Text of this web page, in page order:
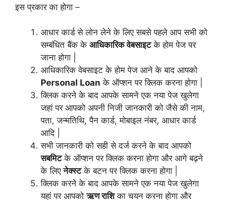
इस प्रकार का होगा –
आधार कार्ड से लोन लेने के लिए सबसे पहले आप सभी को
सम्बंधित बैंक के आधिकारिक वेबसाइटके होम पेज पर
जाना होगा |
आधिकारिक वेबसाइट के होम पेज आने के बाद आपको
Personal Loan के ऑप्शन पर क्लिक करना होगा |
क्लिक करने के बाद आपके सामने एक नया पेज खुलेगा
जहां पर आपको अपनी निजी जानकारी को जैसे की नाम,
पता, जन्मतिथि, पैन कार्ड, मोबाइल नंबर, आधार कार्ड
आदि |
सभी जानकारी को सही से दर्ज करने के बाद आपको
सबमिटके ऑप्शन पर क्लिक करना होगा और आगे बढ़ने
के लिएनेक्स्टके बटन पर क्लिक करना होगा |
क्लिक करने के बाद आपके सामने एक नया पेज खुलेगा
यहां पर आपकोऋण राशिका चयन करना होगा और